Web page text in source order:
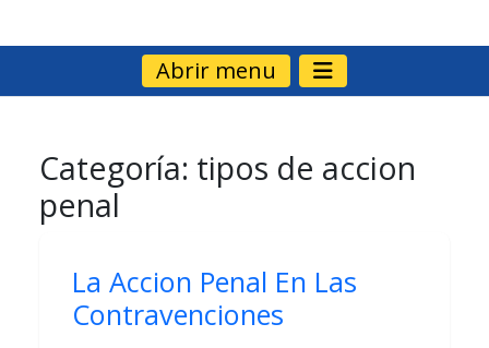
Abrir menu
Categoría: tipos de accion
penal
La Accion Penal En Las
Contravenciones